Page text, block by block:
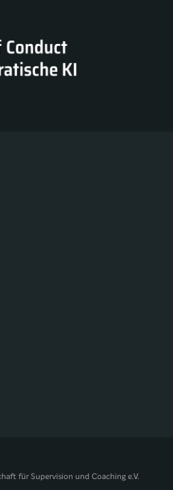
für Supervision und Coaching e.V.